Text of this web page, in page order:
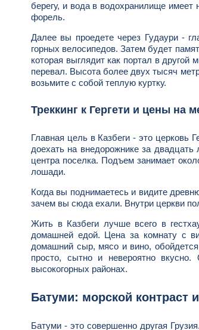
берегу, и вода в водохранилище
форель.
Далее вы проедете через Гудаури -
горных велосипедов. Затем будет
которая выглядит как портал в
перевал. Высота более двух тысяч
возьмите с собой теплую куртку.
Треккинг к Гергети и цены на
Главная цель в Казбеги - это церковь
доехать на внедорожнике за
центра поселка. Подъем занимает
лошади.
Когда вы поднимаетесь и видите
зачем вы сюда ехали. Внутри церкви
Жить в Казбеги лучше всего в
домашней едой. Цена за комнату с
домашний сыр, мясо и вино,
просто, сытно и невероятно
высокогорных районах.
Батуми: морской контраст
Батуми - это совершенно другая